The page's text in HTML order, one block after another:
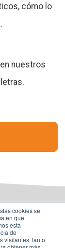
cookies se
en que
esta
de
visitantes, tanto
cómo lo
en nuestros